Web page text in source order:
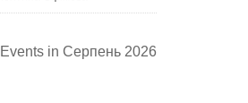
Events in Серпень 2026